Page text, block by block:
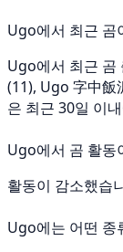
Ugo에서 최근 곰
Ugo에서 최근 곰
(11), Ugo 字中飯
은 최근 30일 이
Ugo에서 곰 활동
활동이 감소했습
Ugo에는 어떤 종